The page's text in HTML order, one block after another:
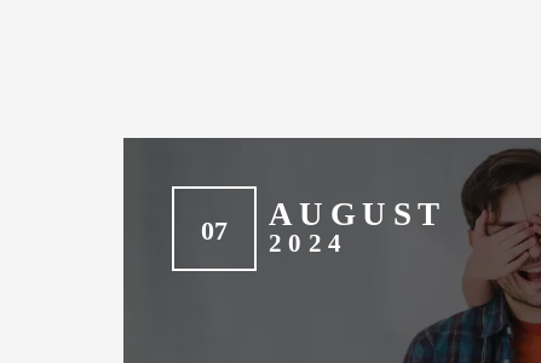
07 AUGUST
2024